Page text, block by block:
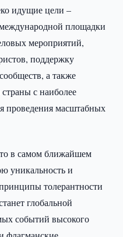
идущие цели –
площадки
мероприятий,
поддержку
а также
страны с наиболее
проведения масштабных
в самом ближайшем
уникальность и
толерантности
глобальной
событий высокого